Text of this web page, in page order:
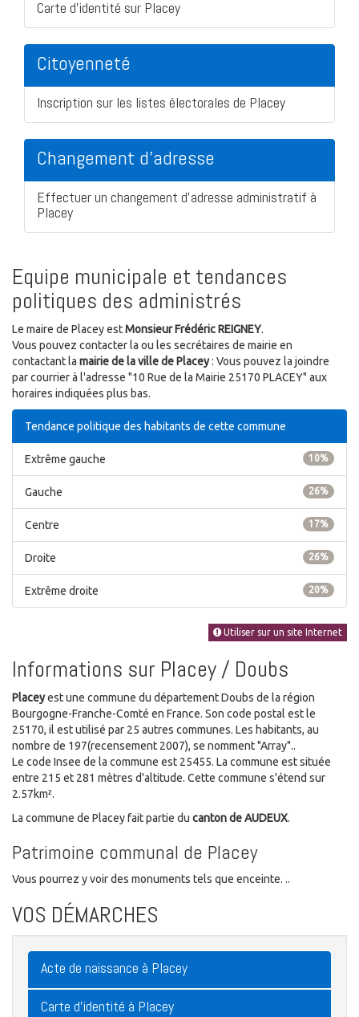
Carte d'identité sur Placey
Citoyenneté
Inscription sur les listes électorales de Placey
Changement d'adresse
Effectuer un changement d'adresse administratif à
Placey
Equipe municipale et tendances
politiques des administrés
Le maire de Placey estMonsieur Frédéric REIGNEY.
Vous pouvez contacter la ou les secrétaires de mairie en
contactant la mairie de la ville de Placey: Vous pouvez la joindre
par courrier à l'adresse "10 Rue de la Mairie 25170 PLACEY" aux
horaires indiquées plus bas.
Tendance politique des habitants de cette commune
10%
Extrême gauche
26%
Gauche
17%
Centre
26%
Droite
20%
Extrême droite
Utiliser sur un site Internet
Informations sur Placey / Doubs
Placeyest une commune du département Doubs de la région
Bourgogne-Franche-Comté en France. Son code postal est le
25170, il est utilisé par 25 autres communes. Les habitants, au
nombre de 197(recensement 2007), se nomment "Array"..
Le code Insee de la commune est 25455. La commune est située
entre 215 et 281 mètres d'altitude. Cette commune s'étend sur
2.57km².
La commune de Placey fait partie du canton de AUDEUX.
Patrimoine communal de Placey
Vous pourrez y voir des monuments tels que enceinte. ..
VOS DÉMARCHES
Acte de naissance à Placey
Carte d'identité à Placey